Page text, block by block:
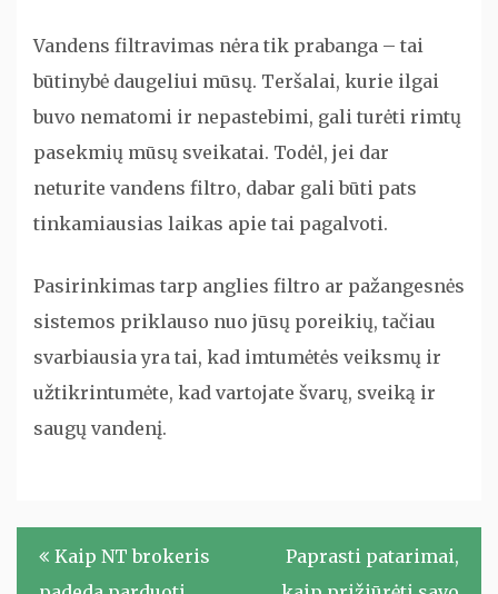
Vandens filtravimas nėra tik prabanga – tai
būtinybė daugeliui mūsų. Teršalai, kurie ilgai
buvo nematomi ir nepastebimi, gali turėti rimtų
pasekmių mūsų sveikatai. Todėl, jei dar
neturite vandens filtro, dabar gali būti pats
tinkamiausias laikas apie tai pagalvoti.
Pasirinkimas tarp anglies filtro ar pažangesnės
sistemos priklauso nuo jūsų poreikių, tačiau
svarbiausia yra tai, kad imtumėtės veiksmų ir
užtikrintumėte, kad vartojate švarų, sveiką ir
saugų vandenį.
Navigacija
Kaip NT brokeris
Paprasti patarimai,